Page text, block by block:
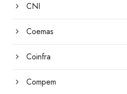
CNI
Coemas
Coinfra
Compem